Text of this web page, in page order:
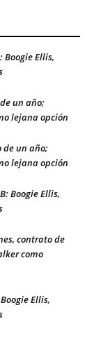
Ellis,
un año;
lejana opción
de un año;
lejana opción
Boogie Ellis,
contrato de
como
Ellis,